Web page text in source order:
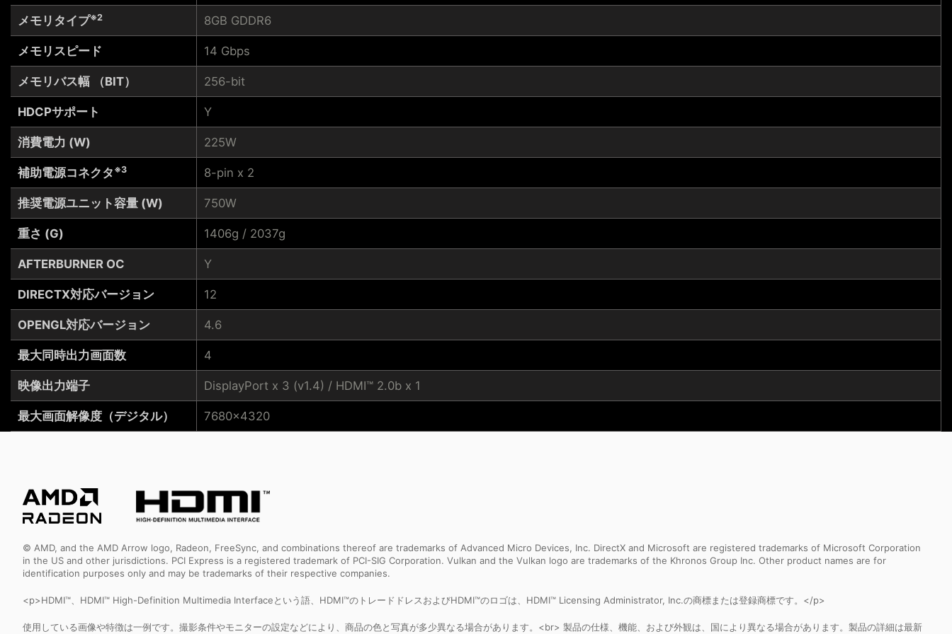
メモリタイプ※2
メモリスピード
メモリバス幅 （BIT）
HDCPサポート
消費電力 (W)
補助電源コネクタ ※3
推奨電源ユニット容量 (W)
重さ (G)
AFTERBURNER OC
DIRECTX対応バージョン
OPENGL対応バージョン
最大同時出力画面数
映像出力端子
最大画面解像度（デジタル）
8GB GDDR6
14 Gbps
256-bit
Y
225W
8-pin x 2
750W
1406g / 2037g
Y
12
4.6
4
DisplayPort x 3 (v1.4) / HDMI™ 2.0b x 1
7680x4320
© AMD, and the AMD Arrow logo, Radeon, FreeSync, and combinations thereof are trademarks of Advanced Micro Devices, Inc. DirectX and Microsoft are registered trademarks of Microsoft Corporation
in the US and other jurisdictions. PCI Express is a registered trademark of PCI-SIG Corporation. Vulkan and the Vulkan logo are trademarks of the Khronos Group Inc. Other product names are for
identification purposes only and may be trademarks of their respective companies.
<p>HDMI™、HDMI™ High-Definition Multimedia Interfaceという語、HDMI™のトレードドレスおよびHDMI™のロゴは、HDMI™ Licensing Administrator, Inc.の商標または登録商標です。</p>
使用している画像や特徴は一例です。撮影条件やモニターの設定などにより、商品の色と写真が多少異なる場合があります。<br> 製品の仕様、機能、および外観は、国により異なる場合があります。製品の詳細は最新